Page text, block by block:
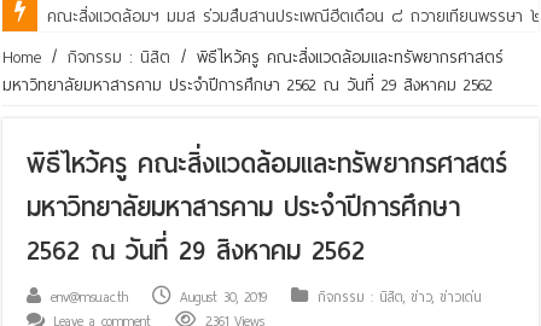
คณะสิ่งแวดล้อมฯ มมส ร่วมต้อนรับและแลกเปลี่ยนเรียนรู้กับบัณฑิตวิทยาลัย ใน
Home / กิจกรรม : นิสิต / พิธีไหว้ครู คณะสิ่งแวดล้อมและทรัพยากรศาสตร์
มหาวิทยาลัยมหาสารคาม ประจำปีการศึกษา 2562 ณ วันที่ 29 สิงหาคม 2562
พิธีไหว้ครู คณะสิ่งแวดล้อมและทรัพยากรศาสตร์
มหาวิทยาลัยมหาสารคาม ประจำปีการศึกษา
2562 ณ วันที่ 29 สิงหาคม 2562
env@msu.ac.th August 30, 2019 กิจกรรม : นิสิต,ข่าว,ข่าวเด่น
Leave a comment
2,361 Views